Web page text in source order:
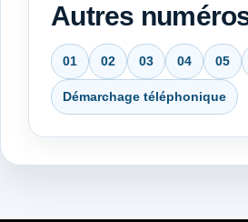
Autres
01 02 03 04 05
Démarchage téléphonique